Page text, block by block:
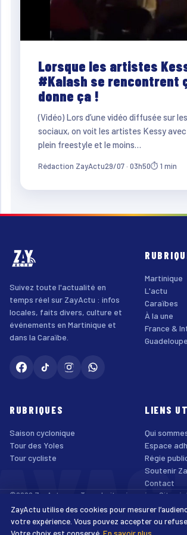
Lorsque les artistes
#Kalash se rencontrent
donne ça !
(Vidéo) Lors d’une vidéo diffusée sur
sociaux, on voit les artistes Kessy
plein freestyle et le moins…
Rédaction ZayActu29/07 · 03h50⏱ 1 min
Suivez toute l'actualité en
temps réel sur ZayActu : infos
locales, faits divers, culture et
événements en Martinique et
dans la Caraïbe.
Martinique
L'actu
Caraïbes
À la une
France &
RUBRIQUES
Saison cyclonique
Tour des Yoles
Tour cycliste
LIENS
Qui
Espace
Régie
Soutenir
Contact
©2026 ZayActu.org. Tous droits réservés. · Site
Agency
Mentions légales
Confidentialité Cookies
ZayActu utilise des cookies pour mesurer
votre expérience. Vous pouvez accepter ou
Votre choix est conservé. En savoir plus